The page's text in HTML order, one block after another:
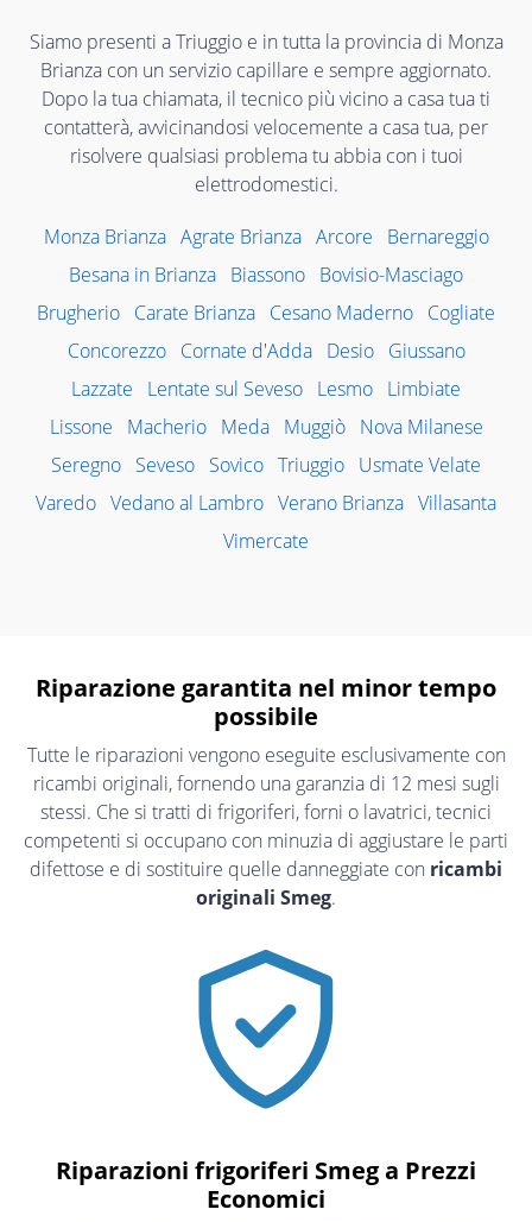
Siamo presenti a Triuggio e in tutta la provincia di Monza
Brianza con un servizio capillare e sempre aggiornato.
Dopo la tua chiamata, il tecnico più vicino a casa tua ti
contatterà, avvicinandosi velocemente a casa tua, per
risolvere qualsiasi problema tu abbia con i tuoi
elettrodomestici.
Monza Brianza Agrate Brianza Arcore
Bernareggio
Besana in Brianza Biassono Bovisio-Masciago
Brugherio Carate Brianza Cesano Maderno Cogliate
Concorezzo
Cornate d'Adda Desio
Giussano
Lazzate
Lentate sul Seveso Lesmo Limbiate
Lissone
Macherio Meda Muggiò
Nova Milanese
Seregno Seveso Sovico Triuggio Usmate Velate
Varedo Vedano al Lambro Verano Brianza Villasanta
Vimercate
Riparazione garantita nel minor tempo
possibile
Tutte le riparazioni vengono eseguite esclusivamente con
ricambi originali, fornendo una garanzia di 12 mesi sugli
stessi. Che si tratti di frigoriferi, forni o lavatrici, tecnici
competenti si occupano con minuzia di aggiustare le parti
difettose e di sostituire quelle danneggiate con ricambi
originali Smeg.
Riparazioni frigoriferi Smeg a Prezzi
Economici